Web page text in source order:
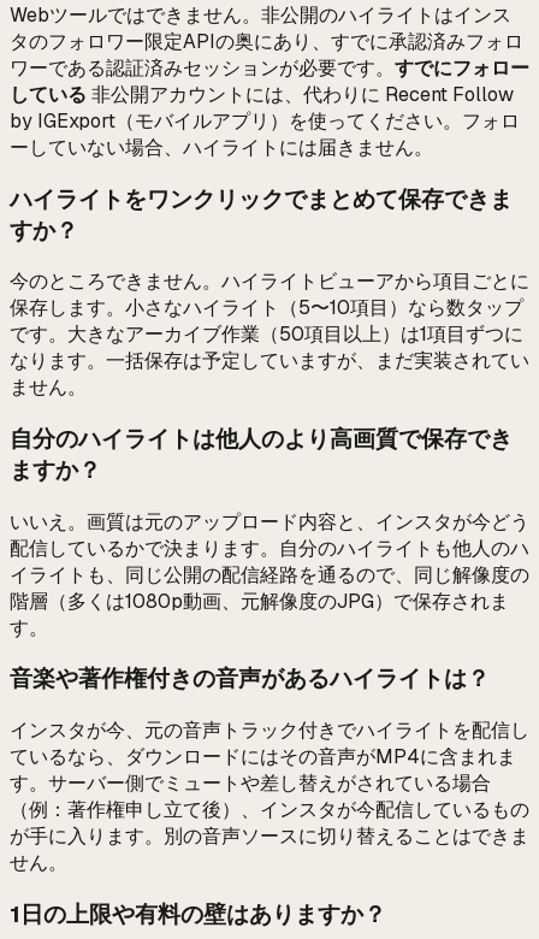
Webツールではできません。非公開のハイライトはインス
タのフォロワー限定APIの奥にあり、すでに承認済みフォロ
ワーである認証済みセッションが必要です。 すでにフォロー
している 非公開アカウントには、代わりに Recent Follow
by IGExport（モバイルアプリ）を使ってください。フォロ
ーしていない場合、ハイライトには届きません。
ハイライトをワンクリックでまとめて保存できま
すか？
今のところできません。ハイライトビューアから項目ごとに
保存します。小さなハイライト（5〜10項目）なら数タップ
です。大きなアーカイブ作業（50項目以上）は1項目ずつに
なります。一括保存は予定していますが、まだ実装されてい
ません。
自分のハイライトは他人のより高画質で保存でき
ますか？
いいえ。画質は元のアップロード内容と、インスタが今どう
配信しているかで決まります。自分のハイライトも他人のハ
イライトも、同じ公開の配信経路を通るので、同じ解像度の
階層（多くは1080p動画、元解像度のJPG）で保存されま
す。
音楽や著作権付きの音声があるハイライトは？
インスタが今、元の音声トラック付きでハイライトを配信し
ているなら、ダウンロードにはその音声がMP4に含まれま
す。サーバー側でミュートや差し替えがされている場合
（例：著作権申し立て後）、インスタが今配信しているもの
が手に入ります。別の音声ソースに切り替えることはできま
せん。
1日の上限や有料の壁はありますか？